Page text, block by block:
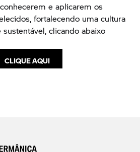
e aplicarem os
fortalecendo uma cultura
clicando abaixo
CLIQUE AQUI